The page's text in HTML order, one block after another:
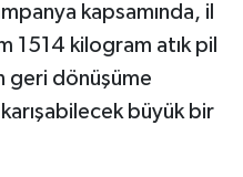
kapsamında, il
1514 kilogram atık pil
geri dönüşüme
büyük bir